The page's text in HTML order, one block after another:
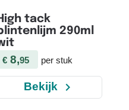
tack
290ml
€ 8,95 per stuk
Bekijk navigate_next